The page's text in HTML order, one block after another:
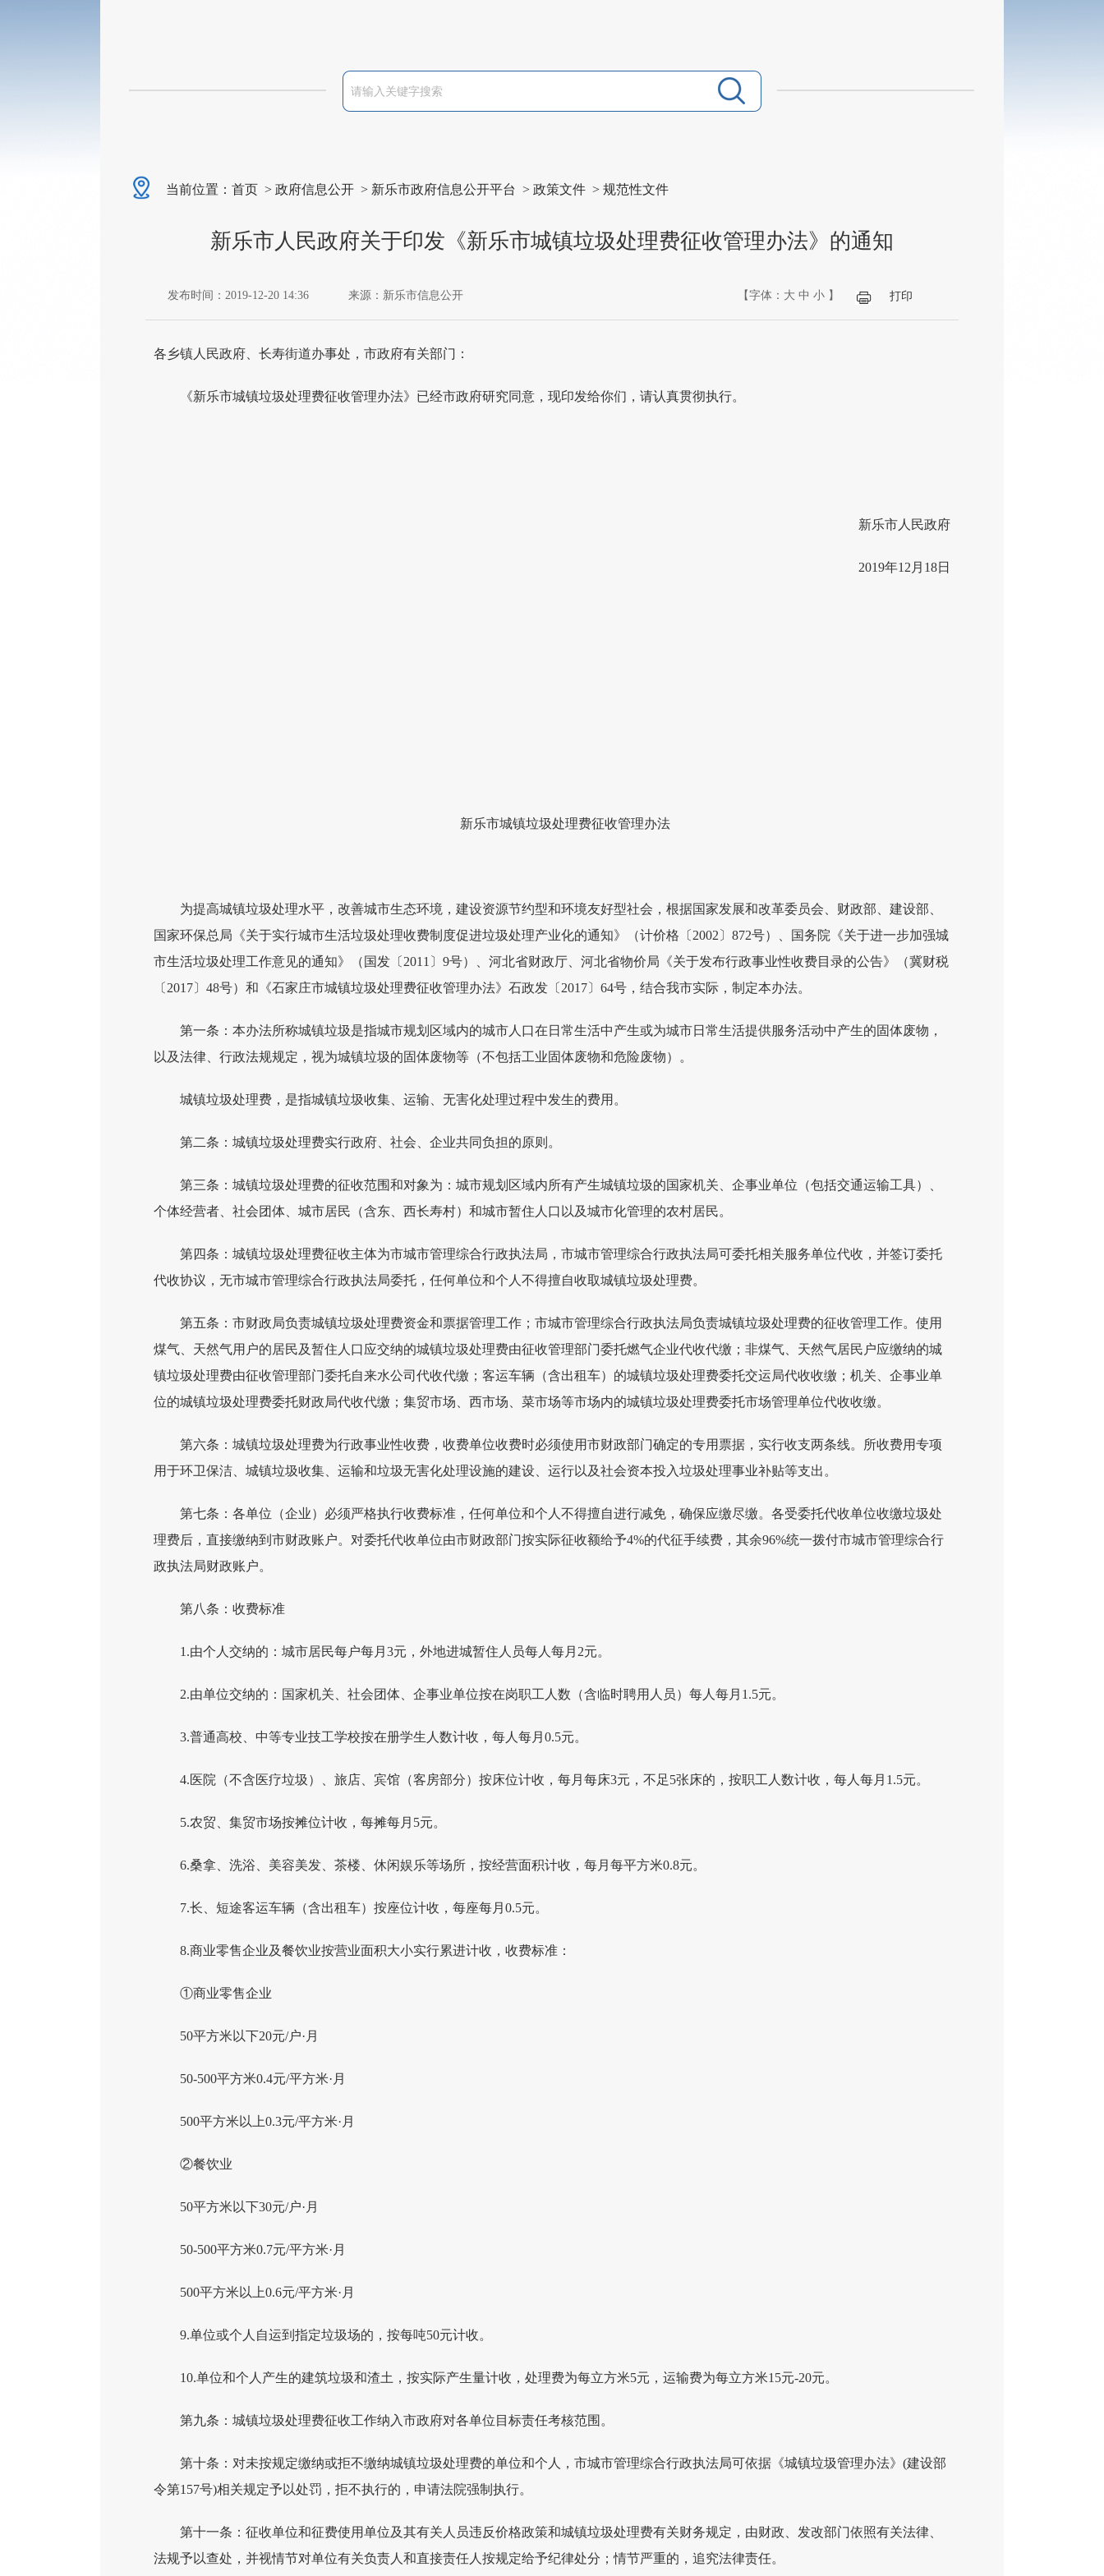
当前位置： 首页 > 政府信息公开 > 新乐市政府信息公开平台 > 政策文件 > 规范性文件
新乐市人民政府关于印发《新乐市城镇垃圾处理费征收管理办法》的通知
发布时间：2019-12-20 14:36 来源：新乐市信息公开 【字体： 大 中 小 】 打印
各乡镇人民政府、长寿街道办事处，市政府有关部门：
《新乐市城镇垃圾处理费征收管理办法》已经市政府研究同意，现印发给你们，请认真贯彻执行。
新乐市人民政府
2019年12月18日
新乐市城镇垃圾处理费征收管理办法
为提高城镇垃圾处理水平，改善城市生态环境，建设资源节约型和环境友好型社会，根据国家发展和改革委员会、财政部、建设部、
国家环保总局《关于实行城市生活垃圾处理收费制度促进垃圾处理产业化的通知》（计价格〔2002〕872号）、国务院《关于进一步加强城
市生活垃圾处理工作意见的通知》（国发〔2011〕9号）、河北省财政厅、河北省物价局《关于发布行政事业性收费目录的公告》（冀财税
〔2017〕48号）和《石家庄市城镇垃圾处理费征收管理办法》石政发〔2017〕64号，结合我市实际，制定本办法。
第一条：本办法所称城镇垃圾是指城市规划区域内的城市人口在日常生活中产生或为城市日常生活提供服务活动中产生的固体废物，
以及法律、行政法规规定，视为城镇垃圾的固体废物等（不包括工业固体废物和危险废物）。
城镇垃圾处理费，是指城镇垃圾收集、运输、无害化处理过程中发生的费用。
第二条：城镇垃圾处理费实行政府、社会、企业共同负担的原则。
第三条：城镇垃圾处理费的征收范围和对象为：城市规划区域内所有产生城镇垃圾的国家机关、企事业单位（包括交通运输工具）、
个体经营者、社会团体、城市居民（含东、西长寿村）和城市暂住人口以及城市化管理的农村居民。
第四条：城镇垃圾处理费征收主体为市城市管理综合行政执法局，市城市管理综合行政执法局可委托相关服务单位代收，并签订委托
代收协议，无市城市管理综合行政执法局委托，任何单位和个人不得擅自收取城镇垃圾处理费。
第五条：市财政局负责城镇垃圾处理费资金和票据管理工作；市城市管理综合行政执法局负责城镇垃圾处理费的征收管理工作。使用
煤气、天然气用户的居民及暂住人口应交纳的城镇垃圾处理费由征收管理部门委托燃气企业代收代缴；非煤气、天然气居民户应缴纳的城
镇垃圾处理费由征收管理部门委托自来水公司代收代缴；客运车辆（含出租车）的城镇垃圾处理费委托交运局代收收缴；机关、企事业单
位的城镇垃圾处理费委托财政局代收代缴；集贸市场、西市场、菜市场等市场内的城镇垃圾处理费委托市场管理单位代收收缴。
第六条：城镇垃圾处理费为行政事业性收费，收费单位收费时必须使用市财政部门确定的专用票据，实行收支两条线。所收费用专项
用于环卫保洁、城镇垃圾收集、运输和垃圾无害化处理设施的建设、运行以及社会资本投入垃圾处理事业补贴等支出。
第七条：各单位（企业）必须严格执行收费标准，任何单位和个人不得擅自进行减免，确保应缴尽缴。各受委托代收单位收缴垃圾处
理费后，直接缴纳到市财政账户。对委托代收单位由市财政部门按实际征收额给予4%的代征手续费，其余96%统一拨付市城市管理综合行
政执法局财政账户。
第八条：收费标准
1.由个人交纳的：城市居民每户每月3元，外地进城暂住人员每人每月2元。
2.由单位交纳的：国家机关、社会团体、企事业单位按在岗职工人数（含临时聘用人员）每人每月1.5元。
3.普通高校、中等专业技工学校按在册学生人数计收，每人每月0.5元。
4.医院（不含医疗垃圾）、旅店、宾馆（客房部分）按床位计收，每月每床3元，不足5张床的，按职工人数计收，每人每月1.5元。
5.农贸、集贸市场按摊位计收，每摊每月5元。
6.桑拿、洗浴、美容美发、茶楼、休闲娱乐等场所，按经营面积计收，每月每平方米0.8元。
7.长、短途客运车辆（含出租车）按座位计收，每座每月0.5元。
8.商业零售企业及餐饮业按营业面积大小实行累进计收，收费标准：
①商业零售企业
50平方米以下20元/户·月
50-500平方米0.4元/平方米·月
500平方米以上0.3元/平方米·月
②餐饮业
50平方米以下30元/户·月
50-500平方米0.7元/平方米·月
500平方米以上0.6元/平方米·月
9.单位或个人自运到指定垃圾场的，按每吨50元计收。
10.单位和个人产生的建筑垃圾和渣土，按实际产生量计收，处理费为每立方米5元，运输费为每立方米15元-20元。
第九条：城镇垃圾处理费征收工作纳入市政府对各单位目标责任考核范围。
第十条：对未按规定缴纳或拒不缴纳城镇垃圾处理费的单位和个人，市城市管理综合行政执法局可依据《城镇垃圾管理办法》(建设部
令第157号)相关规定予以处罚，拒不执行的，申请法院强制执行。
第十一条：征收单位和征费使用单位及其有关人员违反价格政策和城镇垃圾处理费有关财务规定，由财政、发改部门依照有关法律、
法规予以查处，并视情节对单位有关负责人和直接责任人按规定给予纪律处分；情节严重的，追究法律责任。